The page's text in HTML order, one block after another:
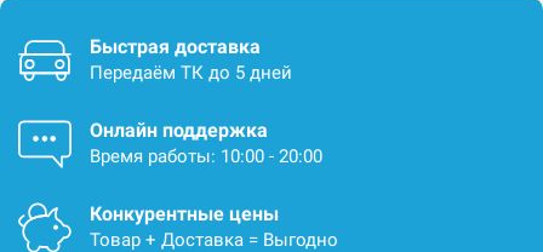
Быстрая доставка
Передаём ТК до 5 дней
Онлайн поддержка
Время работы: 10:00 - 20:00
Конкурентные цены
Товар + Доставка = Выгодно